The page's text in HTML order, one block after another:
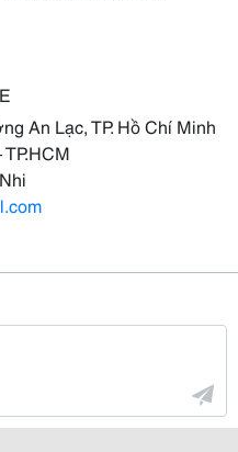
An Lạc, TP. Hồ Chí Minh